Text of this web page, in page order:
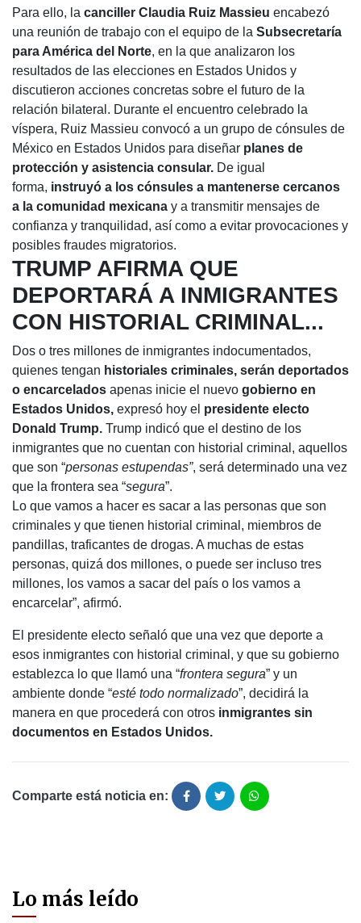
Para ello, la canciller Claudia Ruiz Massieu encabezó
una reunión de trabajo con el equipo de la Subsecretaría
para América del Norte, en la que analizaron los
resultados de las elecciones en Estados Unidos y
discutieron acciones concretas sobre el futuro de la
relación bilateral. Durante el encuentro celebrado la
víspera, Ruiz Massieu convocó a un grupo de cónsules de
México en Estados Unidos para diseñar planes de
protección y asistencia consular. De igual
forma, instruyó a los cónsules a mantenerse cercanos
a la comunidad mexicana y a transmitir mensajes de
confianza y tranquilidad, así como a evitar provocaciones y
posibles fraudes migratorios.
TRUMP AFIRMA QUE
DEPORTARÁ A INMIGRANTES
CON HISTORIAL CRIMINAL...
Dos o tres millones de inmigrantes indocumentados,
quienes tengan historiales criminales, serán deportados
o encarcelados apenas inicie el nuevo gobierno en
Estados Unidos, expresó hoy el presidente electo
Donald Trump. Trump indicó que el destino de los
inmigrantes que no cuentan con historial criminal, aquellos
que son “personas estupendas”, será determinado una vez
que la frontera sea “segura”.
Lo que vamos a hacer es sacar a las personas que son
criminales y que tienen historial criminal, miembros de
pandillas, traficantes de drogas. A muchas de estas
personas, quizá dos millones, o puede ser incluso tres
millones, los vamos a sacar del país o los vamos a
encarcelar”, afirmó.
El presidente electo señaló que una vez que deporte a
esos inmigrantes con historial criminal, y que su gobierno
establezca lo que llamó una “frontera segura” y un
ambiente donde “esté todo normalizado”, decidirá la
manera en que procederá con otros inmigrantes sin
documentos en Estados Unidos.
Comparte está noticia en:
Lo más leído